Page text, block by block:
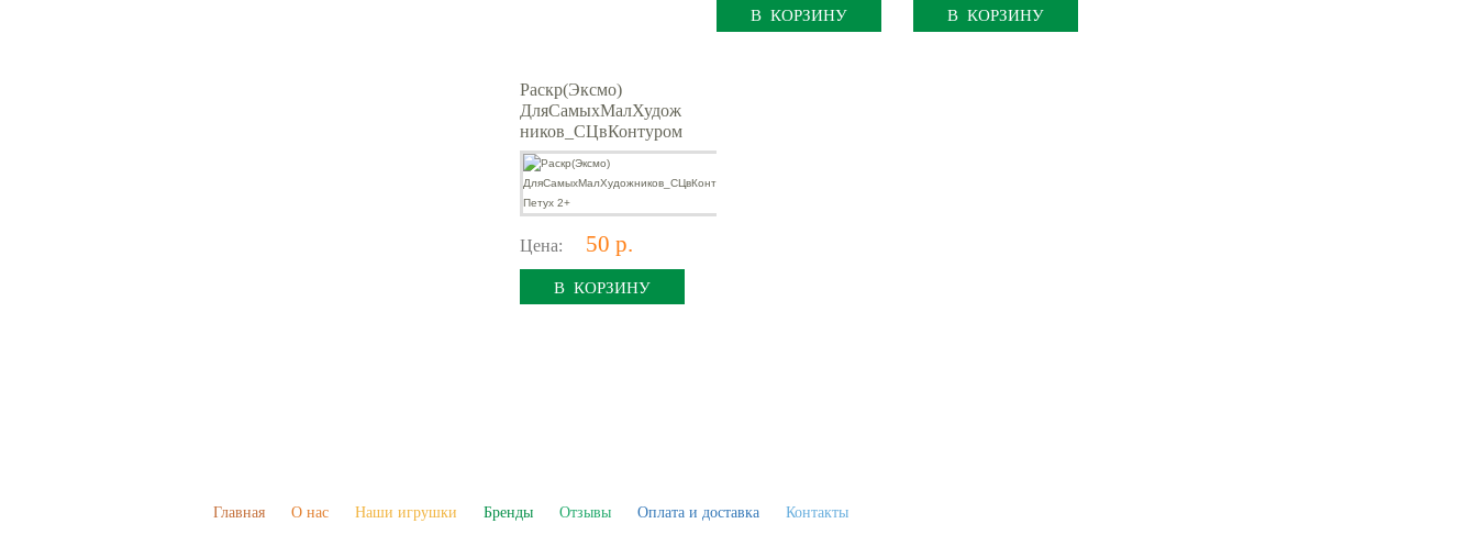
В КОРЗИНУ В КОРЗИНУ
Раскр(Эксмо)
ДляСамыхМалХудож
ников_СЦвКонтуром
Петух 2+
Цена: 50 р.
В КОРЗИНУ
Главная О нас Наши игрушки Бренды Отзывы Оплата и доставка Контакты